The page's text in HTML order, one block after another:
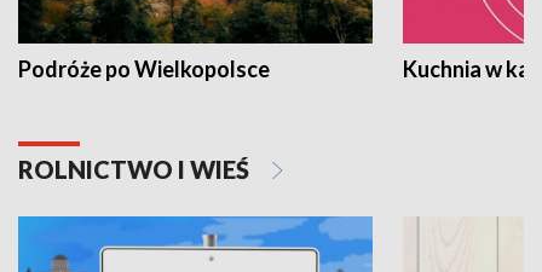
Podróże po Wielkopolsce Kuchnia w
ROLNICTWO I WIEŚ